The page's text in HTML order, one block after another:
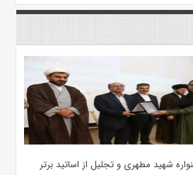
شهید مطهری و تجلیل از اساتید برتر